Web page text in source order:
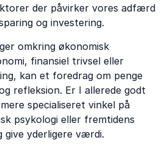
der påvirker vores adfærd
og investering.
omkring økonomisk
finansiel trivsel eller
kan et foredrag om penge
refleksion. Er I allerede godt
specialiseret vinkel på
psykologi eller fremtidens
give yderligere værdi.